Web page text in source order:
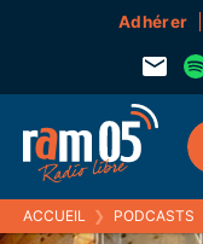
Adhérer
ACCUEIL ❯ PODCASTS